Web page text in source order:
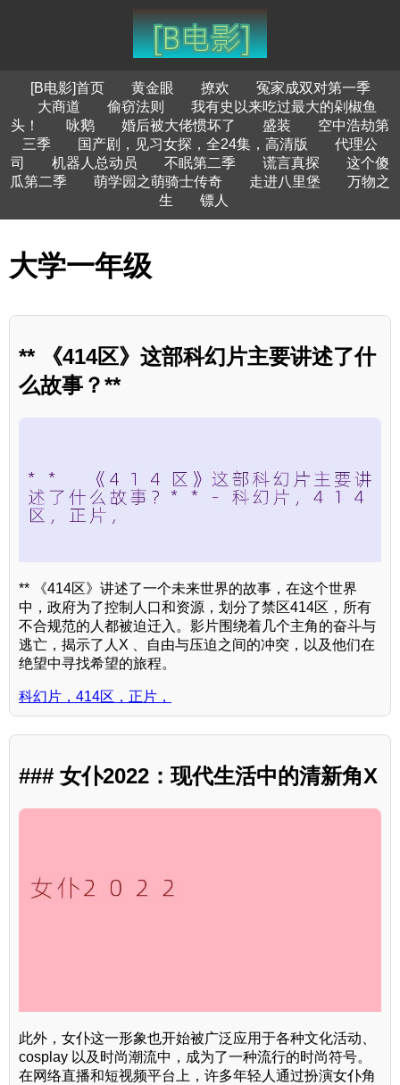
[B电影]首页 黄金眼 撩欢
冤家成双对第一季
大商道
偷窃法则
我有史以来吃过最大的剁椒鱼
头！
咏鹅 婚后被大佬惯坏了 盛装
空中浩劫第
三季
国产剧，见习女探，全24集，高清版
代理公
司
机器人总动员 不眠第二季 谎言真探
这个傻
瓜第二季
萌学园之萌骑士传奇 走进八里堡
万物之
生
镖人
大学一年级
** 《414区》这部科幻片主要讲述了什
么故事？**
** 《414区》讲述了一个未来世界的故事，在这个世界
中，政府为了控制人口和资源，划分了禁区414区，所有
不合规范的人都被迫迁入。影片围绕着几个主角的奋斗与
逃亡，揭示了人X 、自由与压迫之间的冲突，以及他们在
绝望中寻找希望的旅程。
科幻片，414区，正片，
### 女仆2022：现代生活中的清新角X
此外，女仆这一形象也开始被广泛应用于各种文化活动、
cosplay 以及时尚潮流中，成为了一种流行的时尚符号。
在网络直播和短视频平台上，许多年轻人通过扮演女仆角